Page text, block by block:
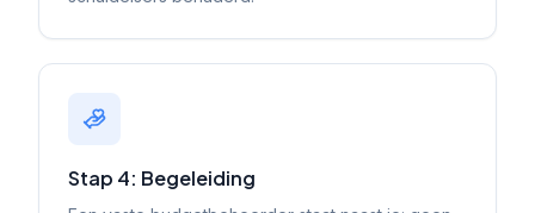
Stap 4: Begeleiding